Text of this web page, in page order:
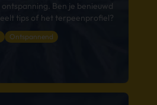
Ben je benieuwd
tips of het terpeenprofiel?
Ontspannend